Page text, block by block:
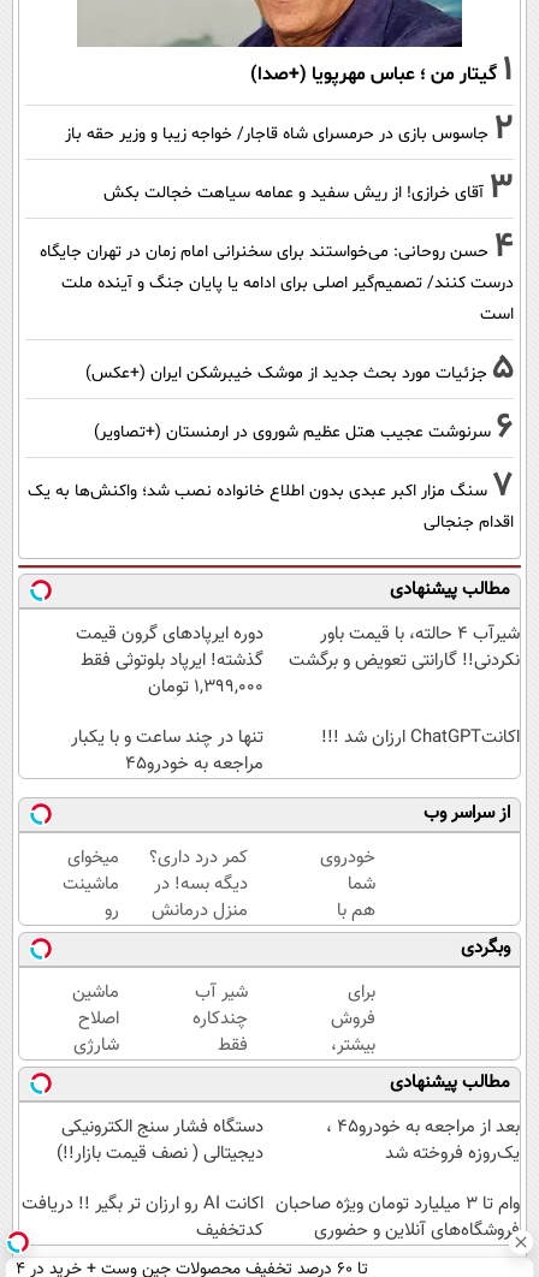
1 گیتار من ؛ عباس مهرپویا (+صدا)
2 جاسوس بازی در حرمسرای شاه قاجار/ خواجه زیبا و وزیر حقه باز
3 آقای خرازی! از ریش سفید و عمامه سیاهت خجالت بکش
4 حسن روحانی: می‌خواستند برای سخنرانی امام زمان در تهران جایگاه
درست کنند/ تصمیم‌گیر اصلی برای ادامه یا پایان جنگ و آینده ملت
است
5 جزئیات مورد بحث جدید از موشک خیبرشکن ایران (+عکس)
6 سرنوشت عجیب هتل عظیم شوروی در ارمنستان (+تصاویر)
7 سنگ مزار اکبر عبدی بدون اطلاع خانواده نصب شد؛ واکنش‌ها به یک
اقدام جنجالی
مطالب پیشنهادی
شیر‌آب ۴ حالته، با قیمت باور
نکردنی!! گارانتی تعویض و برگشت
دوره ایرپاد‌های گرون قیمت
گذشته! ایرپاد بلوتوثی فقط
1,399,000 تومان
اکانتChatGPT ارزان شد !!!
تنها در چند ساعت و با یکبار
مراجعه به خودرو45
از سراسر وب
خودروی
شما
هم با
یکبار
مراجعه
فروخته
خواهد
شد
کمر درد داری؟
دیگه بسه! در
منزل درمانش
کن
(◀پرسش‌نامه)
میخوای
ماشینت
رو
بفروشی
؟ اینجا
سریع و
راحت
بفروشش
✅
وبگردی
برای
فروش
بیشتر،
همین
حالا
اقدام
نام
کن )
شیر آب
چندکاره
فقط
1,399,000
تومان
ماشین
اصلاح
شارژی
(قیمت
باورنکردنی
تا امشب)
مطالب پیشنهادی
بعد از مراجعه به خودرو45 ،
یک‌روزه فروخته شد
دستگاه فشار سنج الکترونیکی
دیجیتالی ( نصف قیمت بازار!!)
وام تا ۳ میلیارد تومان ویژه صاحبان
فروشگاه‌های آنلاین و حضوری
اکانت AI رو ارزان تر بگیر !! دریافت
کدتخفیف
تا 60 درصد تخفیف محصولات جین وست + خرید در 4